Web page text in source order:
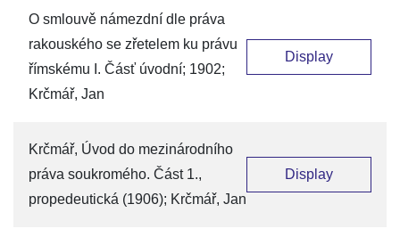
O smlouvě námezdní dle práva
rakouského se zřetelem ku právu
římskému I. Čásť úvodní; 1902;
Krčmář, Jan
Display
Krčmář, Úvod do mezinárodního
práva soukromého. Část 1.,
propedeutická (1906); Krčmář, Jan
Display